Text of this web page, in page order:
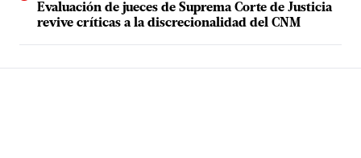
Evaluación de jueces de Suprema Corte de Justicia
revive críticas a la discrecionalidad del CNM